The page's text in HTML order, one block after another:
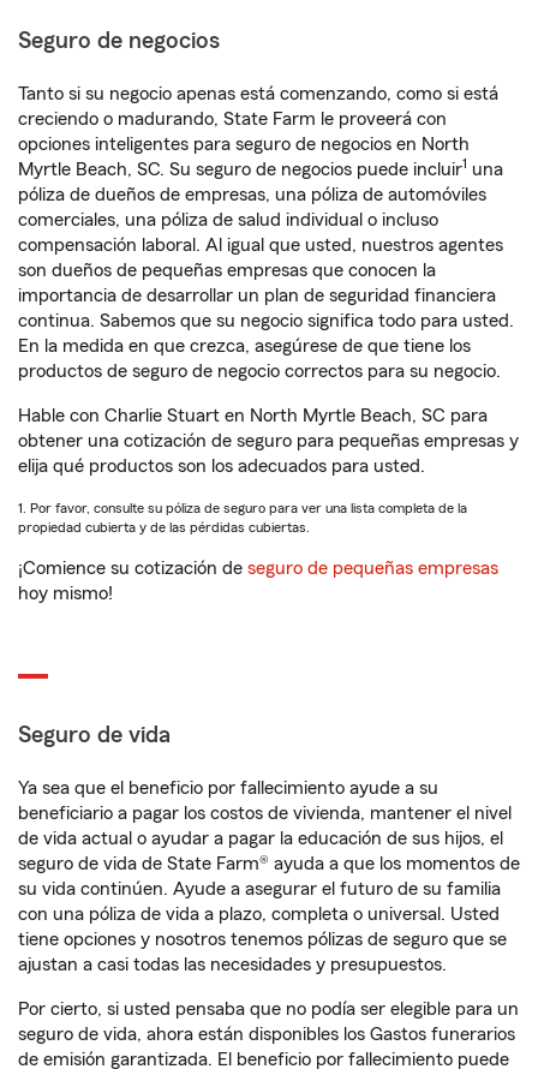
Seguro de negocios
Tanto si su negocio apenas está comenzando, como si está
creciendo o madurando, State Farm le proveerá con
opciones inteligentes para seguro de negocios en North
Myrtle Beach, SC. Su seguro de negocios puede incluir1 una
póliza de dueños de empresas, una póliza de automóviles
comerciales, una póliza de salud individual o incluso
compensación laboral. Al igual que usted, nuestros agentes
son dueños de pequeñas empresas que conocen la
importancia de desarrollar un plan de seguridad financiera
continua. Sabemos que su negocio significa todo para usted.
En la medida en que crezca, asegúrese de que tiene los
productos de seguro de negocio correctos para su negocio.
Hable con Charlie Stuart en North Myrtle Beach, SC para
obtener una cotización de seguro para pequeñas empresas y
elija qué productos son los adecuados para usted.
1. Por favor, consulte su póliza de seguro para ver una lista completa de la
propiedad cubierta y de las pérdidas cubiertas.
¡Comience su cotización de seguro de pequeñas empresas
hoy mismo!
Seguro de vida
Ya sea que el beneficio por fallecimiento ayude a su
beneficiario a pagar los costos de vivienda, mantener el nivel
de vida actual o ayudar a pagar la educación de sus hijos, el
seguro de vida de State Farm® ayuda a que los momentos de
su vida continúen. Ayude a asegurar el futuro de su familia
con una póliza de vida a plazo, completa o universal. Usted
tiene opciones y nosotros tenemos pólizas de seguro que se
ajustan a casi todas las necesidades y presupuestos.
Por cierto, si usted pensaba que no podía ser elegible para un
seguro de vida, ahora están disponibles los Gastos funerarios
de emisión garantizada. El beneficio por fallecimiento puede